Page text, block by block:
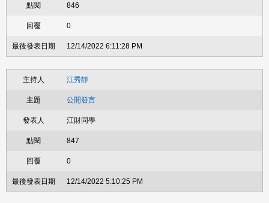
846
0
12/14/2022 6:11:28 PM
江秀靜
公開發言
江財同學
847
0
12/14/2022 5:10:25 PM